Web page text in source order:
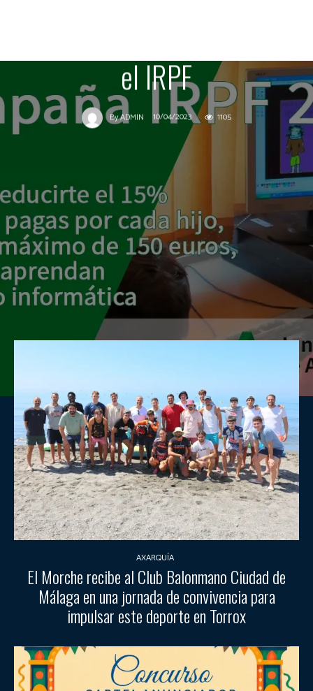
el IRPF
ByADMIN 10/04/2023 1105
AXARQUÍA
El Morche recibe al Club Balonmano Ciudad de
Málaga en una jornada de convivencia para
impulsar este deporte en Torrox